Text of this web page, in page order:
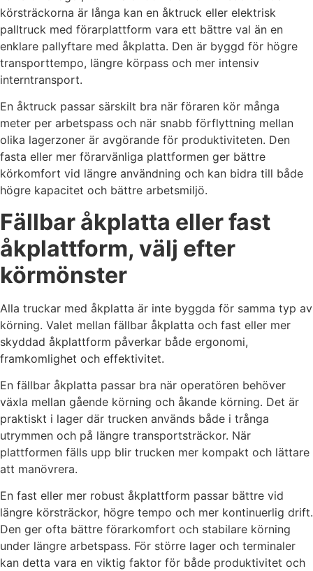
körsträckorna är långa kan en åktruck eller elektrisk
palltruck med förarplattform vara ett bättre val än en
enklare pallyftare med åkplatta. Den är byggd för högre
transporttempo, längre körpass och mer intensiv
interntransport.
En åktruck passar särskilt bra när föraren kör många
meter per arbetspass och när snabb förflyttning mellan
olika lagerzoner är avgörande för produktiviteten. Den
fasta eller mer förarvänliga plattformen ger bättre
körkomfort vid längre användning och kan bidra till både
högre kapacitet och bättre arbetsmiljö.
Fällbar åkplatta eller fast
åkplattform, välj efter
körmönster
Alla truckar med åkplatta är inte byggda för samma typ av
körning. Valet mellan fällbar åkplatta och fast eller mer
skyddad åkplattform påverkar både ergonomi,
framkomlighet och effektivitet.
En fällbar åkplatta passar bra när operatören behöver
växla mellan gående körning och åkande körning. Det är
praktiskt i lager där trucken används både i trånga
utrymmen och på längre transportsträckor. När
plattformen fälls upp blir trucken mer kompakt och lättare
att manövrera.
En fast eller mer robust åkplattform passar bättre vid
längre körsträckor, högre tempo och mer kontinuerlig drift.
Den ger ofta bättre förarkomfort och stabilare körning
under längre arbetspass. För större lager och terminaler
kan detta vara en viktig faktor för både produktivitet och